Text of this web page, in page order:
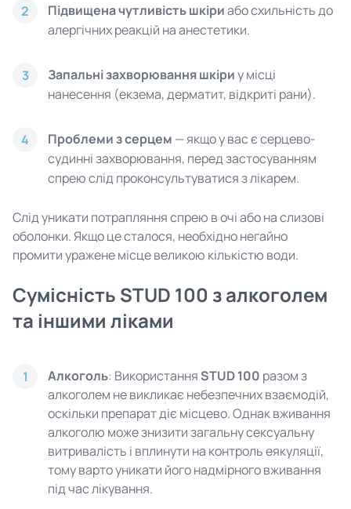
2 Підвищена чутливість шкіриабо схильність до
алергічних реакцій на анестетики.
3 Запальні захворювання шкіриу місці
нанесення (екзема, дерматит, відкриті рани).
4 Проблеми з серцем — якщо у вас є серцево-
судинні захворювання, перед застосуванням
спрею слід проконсультуватися з лікарем.
Слід уникати потрапляння спрею в очі або на слизові
оболонки. Якщо це сталося, необхідно негайно
промити уражене місце великою кількістю води.
Сумісність STUD 100 з алкоголем
та іншими ліками
1 Алкоголь: Використання STUD 100 разом з
алкоголем не викликає небезпечних взаємодій,
оскільки препарат діє місцево. Однак вживання
алкоголю може знизити загальну сексуальну
витривалість і вплинути на контроль еякуляції,
тому варто уникати його надмірного вживання
під час лікування.